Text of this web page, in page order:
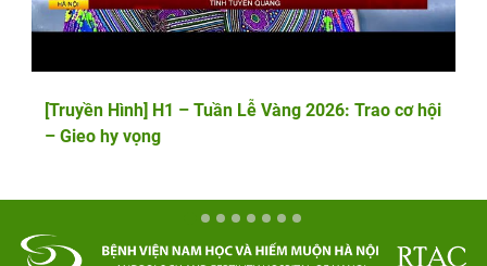
[Truyền Hình] H1 – Tuần Lễ Vàng 2026: Trao cơ hội
– Gieo hy vọng